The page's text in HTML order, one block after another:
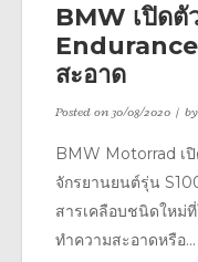
BMW เปิดตั
Endurance
สะอาด
Posted on30/08/2020 by
BMW Motorrad เ
จักรยานยนต์รุ่น
สารเคลือบชนิดใหม่
ทำความสะอาดหรือ...